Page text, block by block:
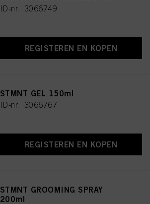
ID-nr. 3066749
REGISTEREN EN KOPEN
STMNT GEL 150ml
ID-nr. 3066767
REGISTEREN EN KOPEN
STMNT GROOMING SPRAY
200ml